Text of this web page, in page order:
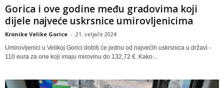
Gorica i ove godine među gradovima koji
dijele najveće uskrsnice umirovljenicima
Kronike Velike Gorice - 21. veljače 2024
Umirovljenici u Velikoj Gorici dobiti će jednu od najvećih uskrsnica u državi -
110 eura za one koji imaju mirovinu do 132,72 €. Kako...